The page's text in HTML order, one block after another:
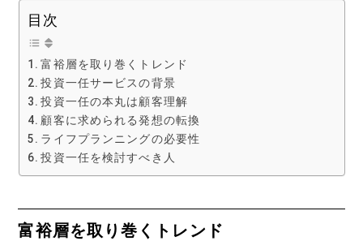
目次
富裕層を取り巻くトレンド
投資一任サービスの背景
投資一任の本丸は顧客理解
顧客に求められる発想の転換
ライフプランニングの必要性
投資一任を検討すべき人
富裕層を取り巻くトレンド